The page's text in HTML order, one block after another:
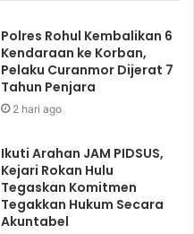
Polres Rohul Kembalikan 6
Kendaraan ke Korban,
Pelaku Curanmor Dijerat 7
Tahun Penjara
2 hari ago
Ikuti Arahan JAM PIDSUS,
Kejari Rokan Hulu
Tegaskan Komitmen
Tegakkan Hukum Secara
Akuntabel